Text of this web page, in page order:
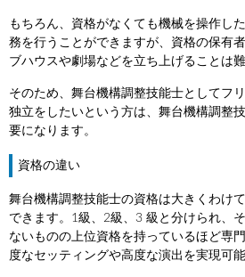
もちろん、資格がなくても機械を操作し
務を行うことができますが、資格の保有
ブハウスや劇場などを立ち上げることは
そのため、舞台機構調整技能士としてフ
独立をしたいという方は、舞台機構調整
要になります。
資格の違い
舞台機構調整技能士の資格は大きくわけ
できます。1級、2級、3 級と分けられ、
ないものの上位資格を持っているほど専
度なセッティングや高度な演出を実現可